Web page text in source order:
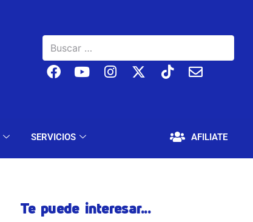
SERVICIOS AFILIATE
EDUCACIÓN Y CULTURA SERVICIOS
Te puede interesar...